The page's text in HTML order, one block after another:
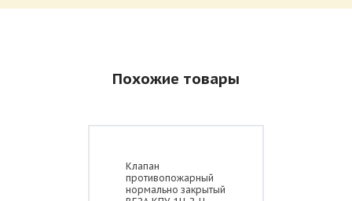
Похожие товары
Клапан
противопожарный
нормально закрытый